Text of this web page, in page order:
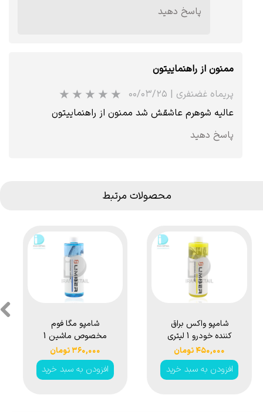
پاسخ دهید
ممنون از راهنماییتون
پریماه غضنفری | ۰۰/۰۳/۲۵
عالیه شوهرم عاشقش شد ممنون از راهنماییتون
پاسخ دهید
محصولات مرتبط
شامپو سرامیک
آبگریز کننده 1 لیتری
هامبر مدل
Humber
Shampoo Wash
۵۹۰,۰۰۰ تومان
افزودن به سبد خرید
شامپو واکس 1
لیتری سوناکس
مدل Sonax Wash
& Wax 1000ml
۳,۹۵۰,۰۰۰ تومان
افزودن به سبد خرید